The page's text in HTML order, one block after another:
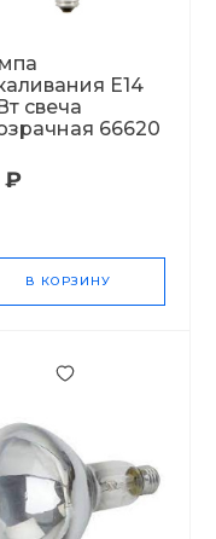
Е14
свеча
66620
₽
В КОРЗИНУ